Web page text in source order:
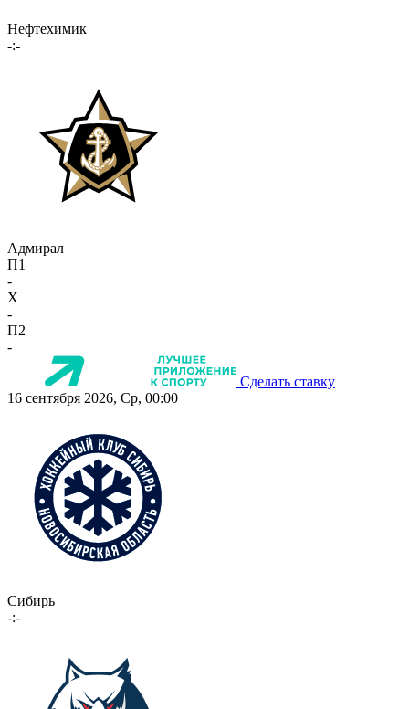
Нефтехимик
-:-
Адмирал
П1
-
X
-
П2
-
Сделать ставку
16 сентября 2026, Ср, 00:00
Сибирь
-:-